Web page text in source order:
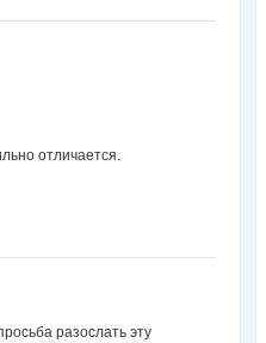
отличается.
разослать эту